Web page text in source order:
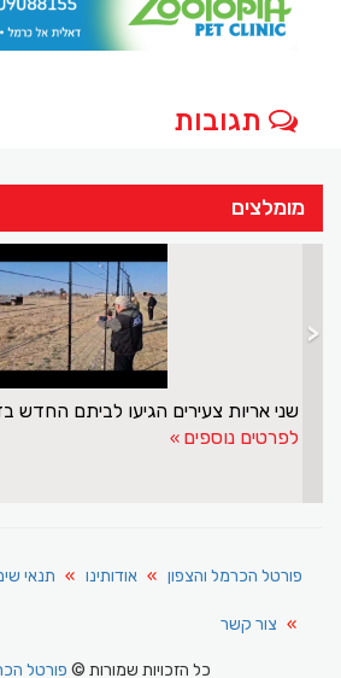
תגובות
מומלצים
שני
<
פורטל הכרמל והצפון אודותינו תנאי
צור קשר
כל הזכויות שמורות ©פורטל